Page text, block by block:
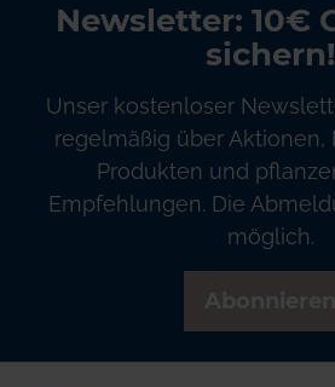
Newsletter: 10€
sichern!
Unser kostenloser
regelmäßig über Aktionen,
Produkten und
Empfehlungen. Die
möglich.